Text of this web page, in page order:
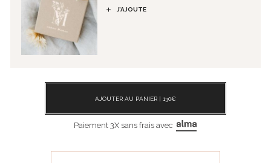
J’AJOUTE
AJOUTER AU PANIER | 130€
Paiement 3X sans frais avec